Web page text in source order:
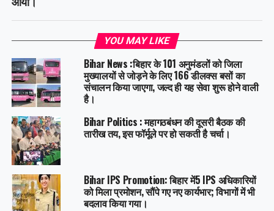
YOU MAY LIKE
Bihar News :बिहार के 101 अनुमंडलों को जिला
मुख्यालयों से जोड़ने के लिए 166 डीलक्स बसों का
संचालन किया जाएगा, जल्द ही यह सेवा शुरू होने वाली
है।
Bihar Politics : महागठबंधन की दूसरी बैठक की
तारीख तय, इस फॉर्मूले पर हो सकती है चर्चा।
Bihar IPS Promotion: बिहार में5 IPS अधिकारियों
को मिला प्रमोशन, सौंपे गए नए कार्यभार; विभागों में भी
बदलाव किया गया।